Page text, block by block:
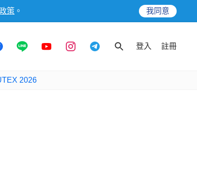
策 。 我同意
登入 註冊
2026